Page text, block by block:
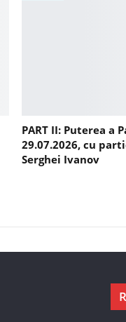
PART II: Puterea a
29.07.2026, cu
Serghei Ivanov